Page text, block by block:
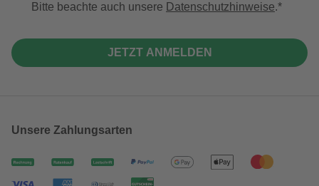
Bitte beachte auch unsere Datenschutzhinweise.
JETZT ANMELDEN
Unsere Zahlungsarten